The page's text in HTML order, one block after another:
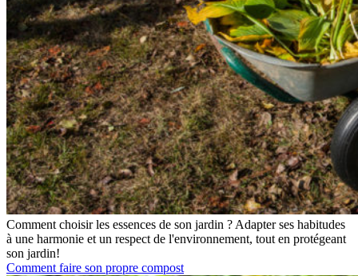
Comment choisir les essences de son jardin ? Adapter ses habitudes
à une harmonie et un respect de l'environnement, tout en protégeant
son jardin!
Comment faire son propre compost